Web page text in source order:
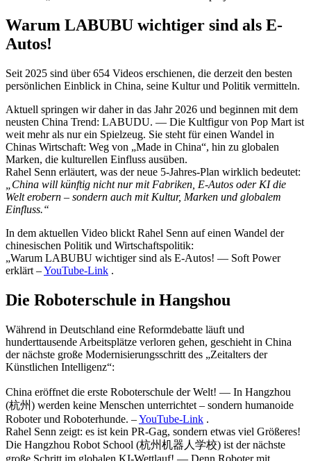
Warum LABUBU wichtiger sind als E-
Autos!
Seit 2025 sind über 654 Videos erschienen, die derzeit den besten
persönlichen Einblick in China, seine Kultur und Politik vermitteln.
Aktuell springen wir daher in das Jahr 2026 und beginnen mit dem
neusten China Trend: LABUDU. — Die Kultfigur von Pop Mart ist
weit mehr als nur ein Spielzeug. Sie steht für einen Wandel in
Chinas Wirtschaft: Weg von „Made in China“, hin zu globalen
Marken, die kulturellen Einfluss ausüben.
Rahel Senn erläutert, was der neue 5-Jahres-Plan wirklich bedeutet:
„China will künftig nicht nur mit Fabriken, E-Autos oder KI die
Welt erobern – sondern auch mit Kultur, Marken und globalem
Einfluss.“
In dem aktuellen Video blickt Rahel Senn auf einen Wandel der
chinesischen Politik und Wirtschaftspolitik:
„Warum LABUBU wichtiger sind als E-Autos! — Soft Power
erklärt –YouTube-Link .
Die Roboterschule in Hangshou
Während in Deutschland eine Reformdebatte läuft und
hunderttausende Arbeitsplätze verloren gehen, geschieht in China
der nächste große Modernisierungsschritt des „Zeitalters der
Künstlichen Intelligenz“:
China eröffnet die erste Roboterschule der Welt! — In Hangzhou
(杭州) werden keine Menschen unterrichtet – sondern humanoide
Roboter und Roboterhunde. –YouTube-Link .
Rahel Senn zeigt: es ist kein PR-Gag, sondern etwas viel Größeres!
Die Hangzhou Robot School (杭州机器人学校) ist der nächste